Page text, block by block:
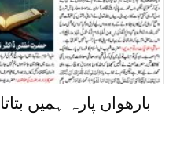
بارھواں پارہ ہمیں